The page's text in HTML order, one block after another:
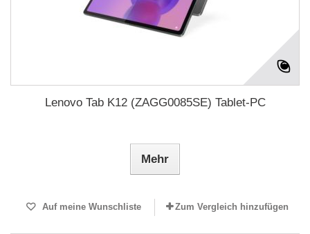
Lenovo Tab K12 (ZAGG0085SE) Tablet-PC
Mehr
Auf meine Wunschliste Zum Vergleich hinzufügen